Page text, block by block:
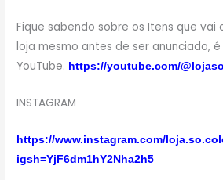
Fique sabendo sobre os Itens que vai
loja mesmo antes de ser anunciado, é
YouTube. https://youtube.com/
INSTAGRAM
https://www.instagram.com/
igsh=YjF6dm1hY2Nha2h5